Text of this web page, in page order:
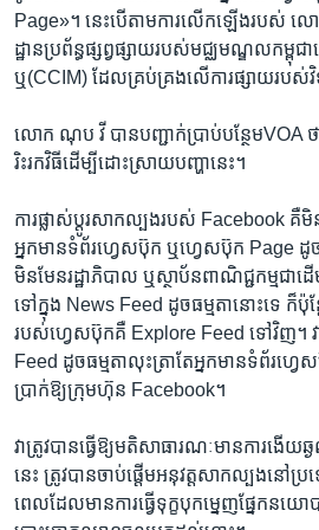
Page»។​ ​នេះ​បើ​តាម​ការ​លើក​ឡើង​របស់​
ដ្ឋាន​ប្រព័ន្ធ​ផ្សព្វផ្សាយ​របស់​មជ្ឈ​មណ្ឌល​កម្ពុជា​
ឬ​(CCIM)​ ​ដែល​គ្រប់គ្រង​លើ​ការផ្សាយ​របស់​វិ
លោក ​ណុប វី​ ​បាន​បញ្ជាក់​ប្រាប់​បន្ថែមVOA​
រិះរក​វិធី​ដើម្បី​ដោះ​ស្រាយ​បញ្ហា​នេះ។
ការ​ផ្លាស់​ប្តូរ​សាកល្បង​របស់​ ​Facebook​ ​គឺ​
អ្នកមាន​ទំព័រ​ហ្វេសប៊ុក ឬ​ហ្វេសប៊ុក​ ​Page​ ​ដូច​
មិនមែន​រដ្ឋាភិបាល​ ឬ​ស្ថាប័ន​ពាណិជ្ជកម្ម​ជា​ដ
ទៅ​ក្នុង​ ​News Feed​ ​ដូច​ធម្មតា​នោះ​ទេ​ ​ក៏​ប៉ុន្
របស់​ហ្វេស​ប៊ុក​គឺ Explore Feed​ ​ទៅ​វិញ។​ ​វ
Feed​ ​ដូច​ធម្មតា​លុះត្រាតែ​អ្នក​មាន​ទំព័រ​ហ្
ប្រាក់​ឱ្យ​ក្រុមហ៊ុន​ ​Facebook។​
វាត្រូវ​បាន​ធ្វើ​ឱ្យ​មតិ​សាធារណៈ​មាន​ការ​ងើយ​
នេះ​ ​ត្រូវ​បាន​ចាប់​ផ្តើម​អនុវត្ត​សាក​ល្បង​នៅប្
ពេល​ដែល​មាន​ការ​ធ្វើ​ទុក្ខបុកម្នេញ​ផ្នែក​ន